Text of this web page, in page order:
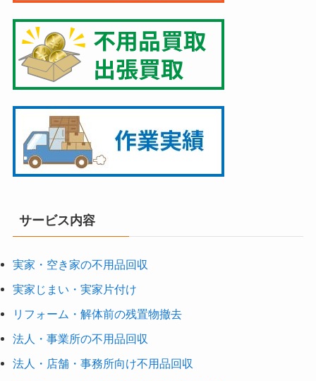
サービス内容
実家・空き家の不用品回収
実家じまい・実家片付け
リフォーム・解体前の残置物撤去
法人・事業所の不用品回収
法人・店舗・事務所向け不用品回収